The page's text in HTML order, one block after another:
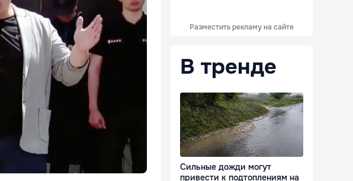
Разместить рекламу на сайте
В тренде
Сильные дожди могут
привести к подтоплениям на